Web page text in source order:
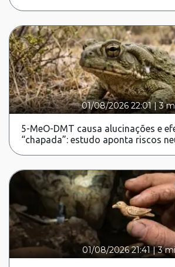
01/08/2026 22:01|3
5-MeO-DMT causa alucinações e
“chapada”: estudo aponta riscos
01/08/2026 21:41 |3